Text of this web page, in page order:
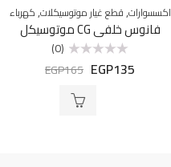
اكسسوارات,قطع غيار موتوسيكلات,كهرباء
فانوس خلفي CG موتوسيكل
التقييم
(0)
EGP135
EGP165